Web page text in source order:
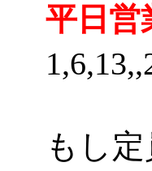
平日営
1,6,13,
もし